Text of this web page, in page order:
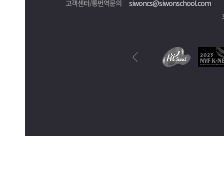
고객센터/통번역문의
siwoncs@siwonschool.com